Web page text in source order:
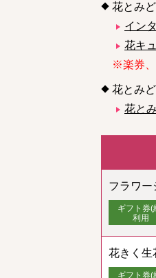
花とみ
イン
花キ
※楽券、
花とみ
花と
フラワ
ギフト券(
利用
花きく生
ギフト券(